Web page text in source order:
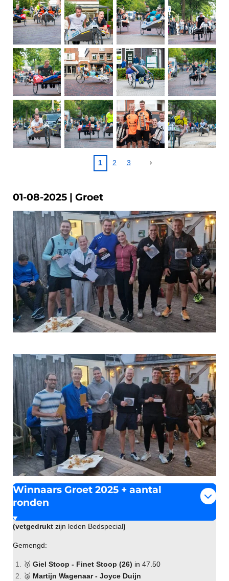
1 2 3
01-08-2025 | Groet
Winnaars Groet 2025 + aantal
ronden
(vetgedrukt zijn leden Bedspecial)
Gemengd:
🥇 Giel Stoop - Finet Stoop (26) in 47.50
🥈 Martijn Wagenaar - Joyce Duijn